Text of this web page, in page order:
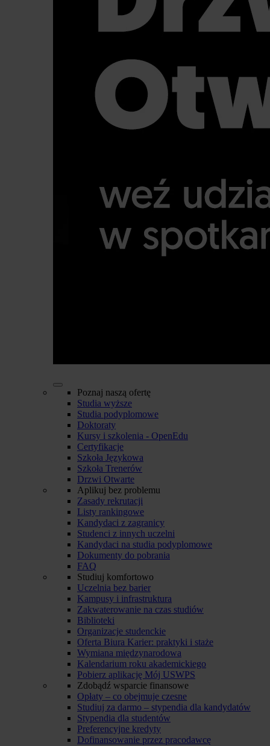
Poznaj naszą ofertę
Studia wyższe
Studia podyplomowe
Doktoraty
Kursy i szkolenia - OpenEdu
Certyfikacje
Szkoła Językowa
Szkoła Trenerów
Drzwi Otwarte
Aplikuj bez problemu
Zasady rekrutacji
Listy rankingowe
Kandydaci z zagranicy
Studenci z innych uczelni
Kandydaci na studia podyplomowe
Dokumenty do pobrania
FAQ
Studiuj komfortowo
Uczelnia bez barier
Kampusy i infrastruktura
Zakwaterowanie na czas studiów
Biblioteki
Organizacje studenckie
Oferta Biura Karier: praktyki i staże
Wymiana międzynarodowa
Kalendarium roku akademickiego
Pobierz aplikację Mój USWPS
Zdobądź wsparcie finansowe
Opłaty – co obejmuje czesne
Studiuj za darmo – stypendia dla kandydatów
Stypendia dla studentów
Preferencyjne kredyty
Dofinansowanie przez pracodawcę